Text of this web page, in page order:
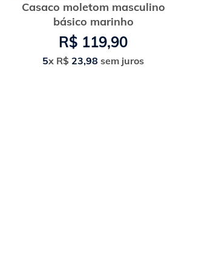
Casaco moletom masculino
básico marinho
R$ 119,90
5x R$ 23,98 sem juros